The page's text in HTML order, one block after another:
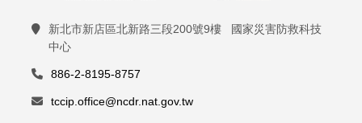
新北市新店區北新路三段200號9樓 國家災害防救科技
中心
886-2-8195-8757
tccip.office@ncdr.nat.gov.tw